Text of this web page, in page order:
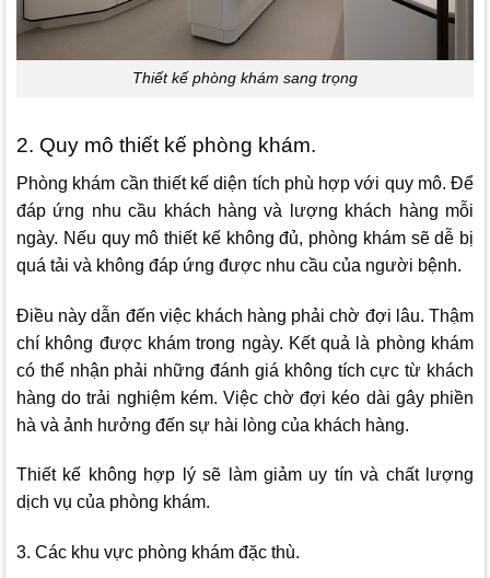
Thiết kế phòng khám sang trọng
2. Quy mô thiết kế phòng khám.
Phòng khám cần thiết kế diện tích phù hợp với quy mô. Để
đáp ứng nhu cầu khách hàng và lượng khách hàng mỗi
ngày. Nếu quy mô thiết kế không đủ, phòng khám sẽ dễ bị
quá tải và không đáp ứng được nhu cầu của người bệnh.
Điều này dẫn đến việc khách hàng phải chờ đợi lâu. Thậm
chí không được khám trong ngày. Kết quả là phòng khám
có thể nhận phải những đánh giá không tích cực từ khách
hàng do trải nghiệm kém. Việc chờ đợi kéo dài gây phiền
hà và ảnh hưởng đến sự hài lòng của khách hàng.
Thiết kế không hợp lý sẽ làm giảm uy tín và chất lượng
dịch vụ của phòng khám.
3. Các khu vực phòng khám đặc thù.